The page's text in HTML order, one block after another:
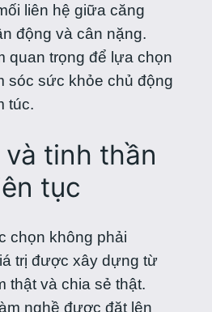
liên hệ giữa căng
động và cân nặng.
quan trọng để lựa chọn
sóc sức khỏe chủ động
túc.
và tinh thần
tục
chọn không phải
trị được xây dựng từ
thật và chia sẻ thật.
nghề được đặt lên